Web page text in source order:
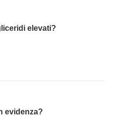
elevati?
evidenza?